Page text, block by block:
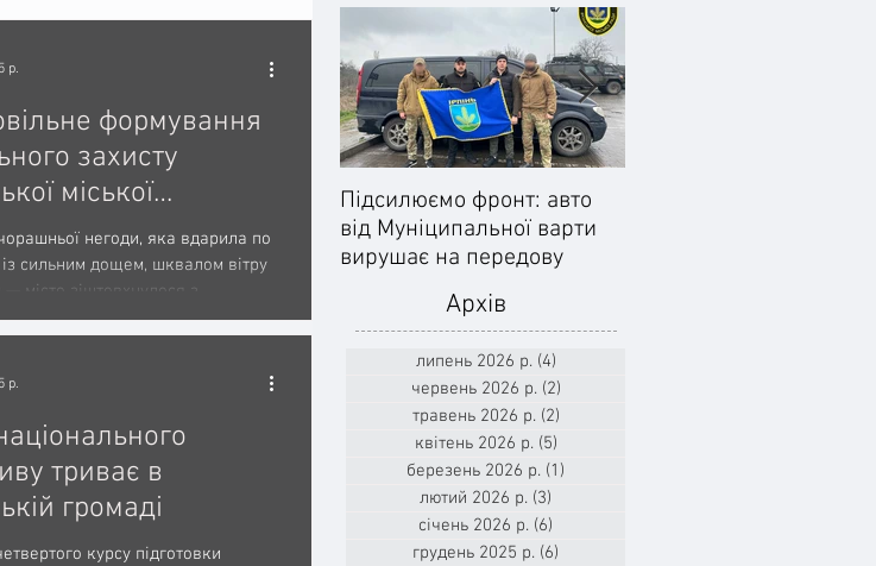
Коронавірус
Паркування
Курс спротиву
формування
захисту
міської
громади
допомагало в
наслідків
зливи
негоди, яка вдарила по
сильним дощем, шквалом вітру
місто зіштовхнулося з
р.
триває в
громаді
курсу підготовки
р.
Підсилюємо фронт: авто
від Муніципальної варти
вирушає на передову
Архів
липень 2026 р. (4)
червень 2026 р. (2)
травень 2026 р. (2)
квітень 2026 р. (5)
березень 2026 р. (1)
лютий 2026 р. (3)
січень 2026 р. (6)
грудень 2025 р. (6)